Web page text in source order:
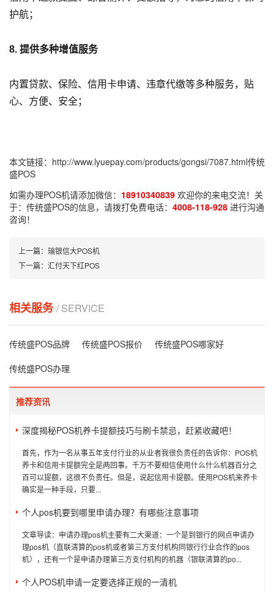
护航；
8. 提供多种增值服务
内置贷款、保险、信用卡申请、违章代缴等多种服务，贴
心、方便、安全；
本文链接： http://www.lyuepay.com/products/gongsi/7087.html传统
盛POS
如需办理POS机请添加微信： 18910340839 欢迎你的来电交流！关
于： 传统盛POS的信息，请拨打免费电话： 4008-118-928 进行沟通
咨询！
上一篇： 瑞银信大POS机
下一篇： 汇付天下红POS
相关服务/ SERVICE
传统盛POS品牌 传统盛POS报价
传统盛POS哪家好
传统盛POS办理
推荐资讯
深度揭秘POS机养卡提额技巧与刷卡禁忌，赶紧收藏吧！
首先，作为一名从事五年支付行业的从业者我很负责任的告诉你：POS机
养卡和信用卡提额完全是两回事。千万不要相信使用什么什么机器百分之
百可以提额，这很不负责任。但是，说起信用卡提额。使用POS机来养卡
确实是一种手段，只要...
个人pos机要到哪里申请办理？有哪些注意事项
文章导读：申请办理pos机主要有二大渠道：一个是到银行的网点申请办
理pos机（直联清算的pos机或者第三方支付机构同银行行业合作的pos
机），还有一个是申请办理第三方支付机构的机器（银联清算的po...
个人POS机申请一定要选择正规的一清机